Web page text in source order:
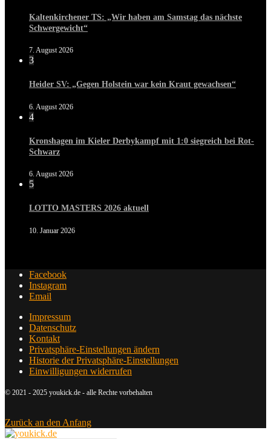
Kaltenkirchener TS: „Wir haben am Samstag das nächste
Schwergewicht“
7. August 2026
3
Heider SV: „Gegen Holstein war kein Kraut gewachsen“
6. August 2026
4
Kronshagen im Kieler Derbykampf mit 1:0 siegreich bei Rot-
Schwarz
6. August 2026
5
LOTTO MASTERS 2026 aktuell
10. Januar 2026
Facebook
Instagram
Email
Impressum
Datenschutz
Kontakt
Privatsphäre-Einstellungen ändern
Historie der Privatsphäre-Einstellungen
Einwilligungen widerrufen
© 2021 - 2025 youkick.de - alle Rechte vorbehalten
Zurück an den Anfang